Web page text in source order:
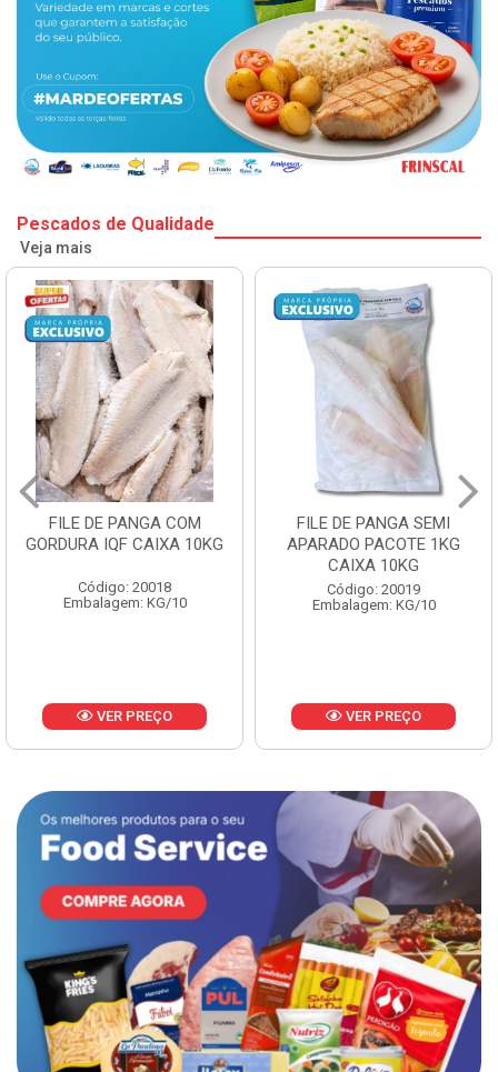
Pescados de Qualidade
Veja mais
FILE DE PANGA SEMI
APARADO PACOTE 1KG
Código: 20019
Embalagem: KG/10
VER PREÇO
POLACA DESFIADA
PESCAMARES
CX10KG
Código: 20161
Embalagem: KG/10
VER PREÇO